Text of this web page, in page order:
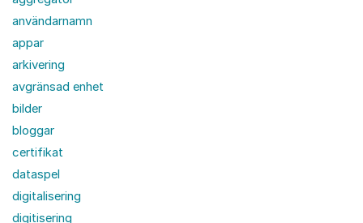
användarnamn
appar
arkivering
avgränsad enhet
bilder
bloggar
certifikat
dataspel
digitalisering
digitisering